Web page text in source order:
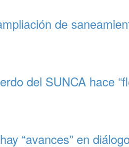
de
del SUNCA hace
“avances” en